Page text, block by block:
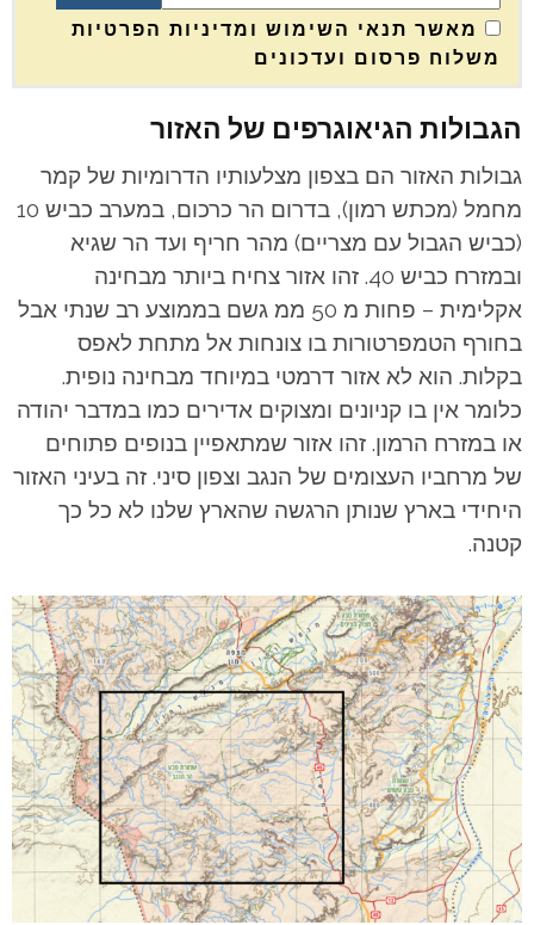
מאשר תנאי השימוש ומדיניות הפרטיות
משלוח פרסום ועדכונים
הגבולות הגיאוגרפים של האזור
גבולות האזור הם בצפון מצלעותיו הדרומיות של קמר
מחמל (מכתש רמון), בדרום הר כרכום, במערב כביש 10
(כביש הגבול עם מצריים) מהר חריף ועד הר שגיא
ובמזרח כביש 40.
זהו אזור צחיח ביותר מבחינה
אקלימית – פחות מ 50 ממ גשם בממוצע רב שנתי אבל
בחורף הטמפרטורות בו צונחות אל מתחת לאפס
בקלות. הוא לא אזור דרמטי במיוחד מבחינה נופית.
כלומר אין בו קניונים ומצוקים אדירים כמו במדבר יהודה
או במזרח הרמון. זהו אזור שמתאפיין בנופים פתוחים
של מרחביו העצומים של הנגב וצפון סיני. זה בעיני האזור
היחידי בארץ שנותן הרגשה שהארץ שלנו לא כל כך
קטנה.